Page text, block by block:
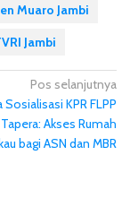
Muaro Jambi
Jambi
Pos selanjutnya
Sosialisasi KPR FLPP
Akses Rumah
bagi ASN dan MBR